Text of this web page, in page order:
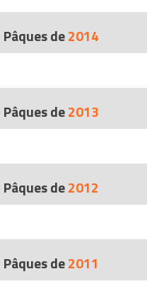
Pâques de2014
Pâques de2013
Pâques de2012
Pâques de2011